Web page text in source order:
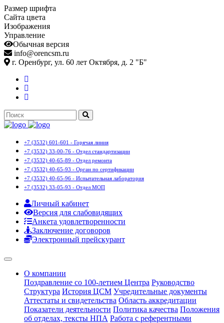
Размер шрифта
Сайта цвета
Изображения
Управление
Обычная версия
info@orencsm.ru
г. Оренбург, ул. 60 лет Октября, д. 2 "Б"
+7 (3532) 601-601 - Горячая линия
+7 (3532) 33-00-76 - Отдел стандартизации
+7 (3532) 40-65-89 - Отдел ремонта
+7 (3532) 40-65-93 - Орган по сертификации
+7 (3532) 40-65-96 - Испытательная лаборатория
+7 (3532) 33-05-93 - Отдел МОП
Личный кабинет
Версия для слабовидящих
Анкета удовлетворенности
Заключение договоров
Электронный прейскурант
О компании
Поздравление со 100-летием Центра Руководство
Структура История ЦСМ Учредительные документы
Аттестаты и свидетельства Область аккредитации
Показатели деятельности Политика качества Положения
об отделах, тексты НПА Работа с референтными